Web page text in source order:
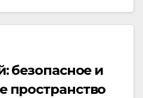
безопасное и
пространство